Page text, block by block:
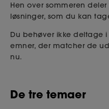
Hen over sommeren
løsninger, som du kan
Du behøver ikke deltage
emner, der matcher de
nu.
De tre temaer